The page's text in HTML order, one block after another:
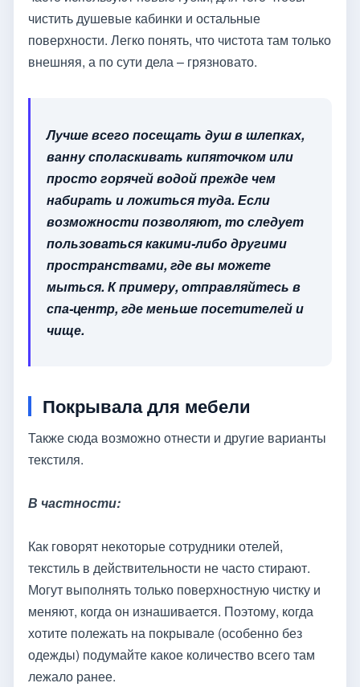
чистить душевые кабинки и остальные
поверхности. Легко понять, что чистота там только
внешняя, а по сути дела – грязновато.
Лучше всего посещать душ в шлепках,
ванну споласкивать кипяточком или
просто горячей водой прежде чем
набирать и ложиться туда. Если
возможности позволяют, то следует
пользоваться какими-либо другими
пространствами, где вы можете
мыться. К примеру, отправляйтесь в
спа-центр, где меньше посетителей и
чище.
Покрывала для мебели
Также сюда возможно отнести и другие варианты
текстиля.
В частности:
Как говорят некоторые сотрудники отелей,
текстиль в действительности не часто стирают.
Могут выполнять только поверхностную чистку и
меняют, когда он изнашивается. Поэтому, когда
хотите полежать на покрывале (особенно без
одежды) подумайте какое количество всего там
лежало ранее.